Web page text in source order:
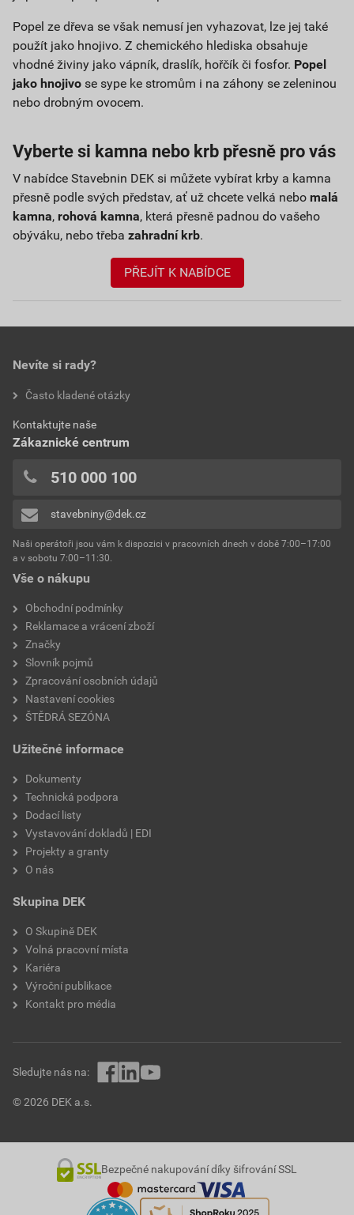
Popel ze dřeva se však nemusí jen vyhazovat, lze jej také
použít jako hnojivo. Z chemického hlediska obsahuje
vhodné živiny jako vápník, draslík, hořčík či fosfor. Popel
jako hnojivo se sype ke stromům i na záhony se zeleninou
nebo drobným ovocem.
Vyberte si kamna nebo krb přesně pro vás
V nabídce Stavebnin DEK si můžete vybírat krby a kamna
přesně podle svých představ, ať už chcete velká nebo malá
kamna, rohová kamna, která přesně padnou do vašeho
obýváku, nebo třeba zahradní krb.
PŘEJÍT K NABÍDCE
Vše o nákupu
Obchodní podmínky
Reklamace a vrácení zboží
Značky
Slovník pojmů
Zpracování osobních údajů
Nastavení cookies
ŠTĚDRÁ SEZÓNA
Užitečné informace
Dokumenty
Technická podpora
Dodací listy
Vystavování dokladů | EDI
Projekty a granty
O nás
Skupina DEK
O Skupině DEK
Volná pracovní místa
Kariéra
Výroční publikace
Kontakt pro média
Nevíte si rady?
Často kladené otázky
Kontaktujte naše
Zákaznické centrum
510 000 100
stavebniny@dek.cz
Naši operátoři jsou vám k dispozici v pracovních dnech v době 7:00–17:00
a v sobotu 7:00–11:30.
© 2026 DEK a.s.
Sledujte nás na:
Bezpečné nakupování díky šifrování SSL